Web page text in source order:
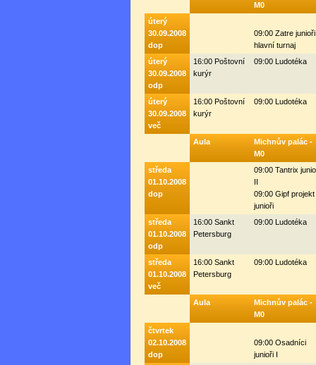
M0
úterý
30.09.2008
dop
09:00 Zatre junioři
hlavní turnaj
úterý
30.09.2008
odp
16:00 Poštovní
kurýr
09:00 Ludotéka
úterý
30.09.2008
več
16:00 Poštovní
kurýr
09:00 Ludotéka
Aula
Michnův palác -
M0
středa
01.10.2008
dop
09:00 Tantrix
II
09:00 Gipf projekt
junioři
středa
01.10.2008
odp
16:00 Sankt
Petersburg
09:00 Ludotéka
středa
01.10.2008
več
16:00 Sankt
Petersburg
09:00 Ludotéka
Aula
Michnův palác -
M0
čtvrtek
02.10.2008
dop
09:00 Osadníci
junioři I